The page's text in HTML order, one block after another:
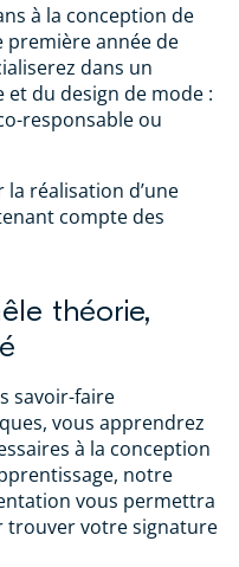
à la conception de
première année de
dans un
du design de mode :
responsable ou
réalisation d’une
compte des
théorie,
savoir-faire
vous apprendrez
à la conception
notre
vous permettra
trouver votre signature